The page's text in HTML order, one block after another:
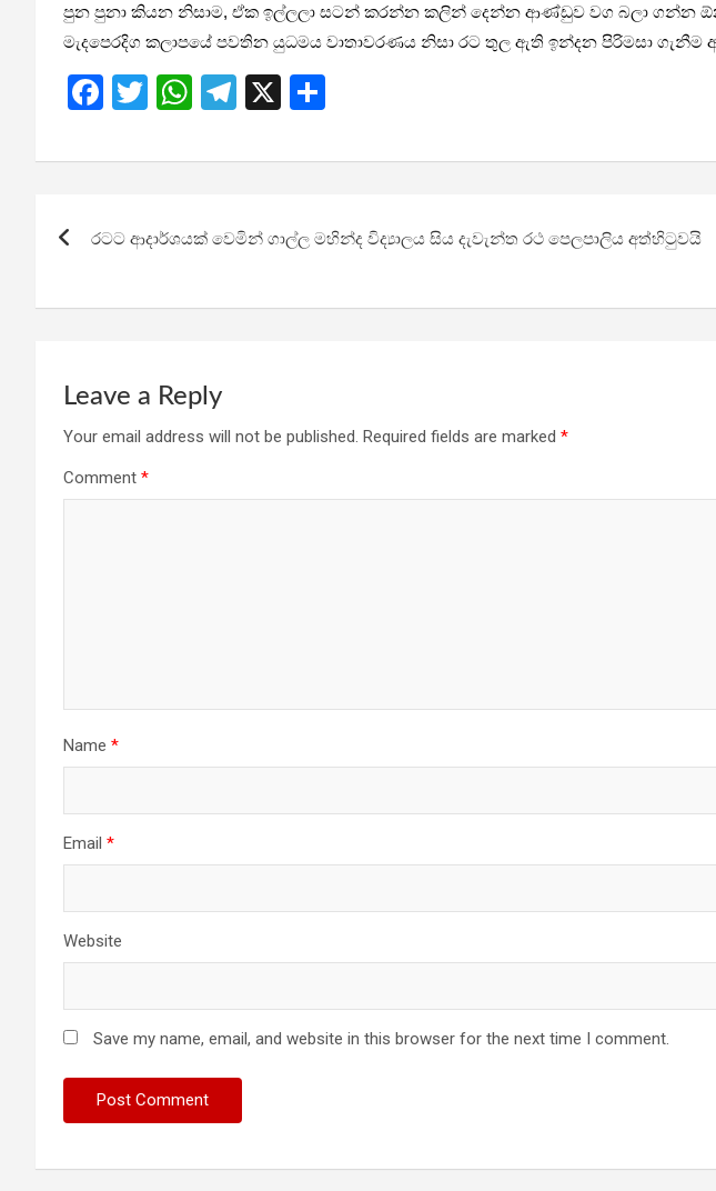
පුන පුනා කියන නිසාම, ඒක ඉල්ලලා සටන් කරන්න කලින් දෙන්න ආණ්ඩුව වග බලා ගන්න
මැදපෙරදිග කලාපයේ පවතින යුධමය වාතාවරණය නිසා රට තුල ඇති ඉන්දන පිරිමසා
F
ce
o
k
T
tt
W
at
A
p
T
e
a
X
ar
navigation
රටට ආදාර්ශයක් වෙමින් ගාල්ල මහින්ද විද්‍යාලය සිය දැවැන්ත රථ පෙලපාලිය අත්හිටුවයි
Leave a Reply
Your email address will not be published. Required fields are marked *
Comment *
Name *
Email *
Website
Save my name, email, and website in this browser for the next time I comment.